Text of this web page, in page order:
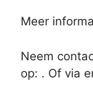
Meer
Neem
op: . Of via